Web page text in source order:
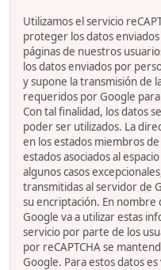
Utilizamos el servicio
proteger los datos
páginas de nuestros
los datos enviados por
y supone la transmisión de
requeridos por Google para
Con tal finalidad, los datos
poder ser utilizados. La
en los estados miembros
estados asociados al
algunos casos
transmitidas al servidor de
su encriptación. En
Google va a utilizar estas
servicio por parte de los
por reCAPTCHA se
Google. Para estos datos